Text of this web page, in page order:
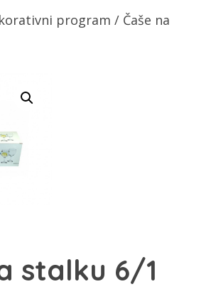
program / Čaše na
stalku 6/1